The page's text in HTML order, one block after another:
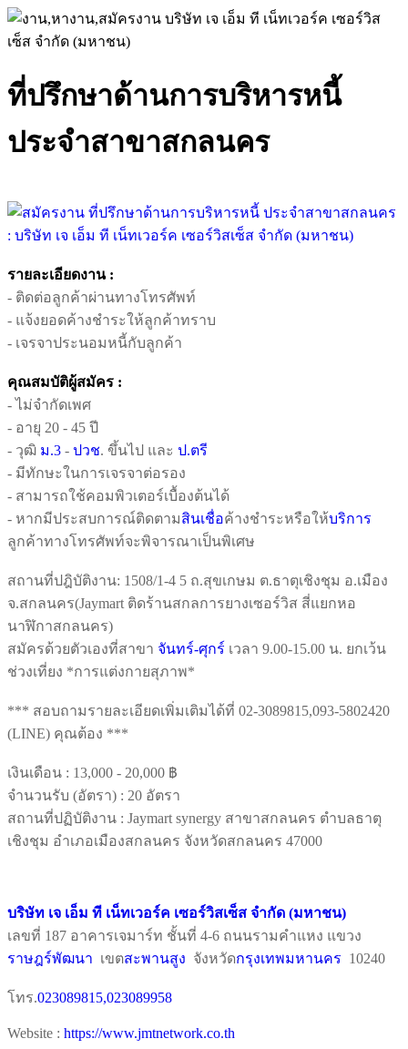
ที่ปรึกษาด้านการบริหารหนี้
ประจำสาขาสกลนคร
รายละเอียดงาน :
- ติดต่อลูกค้าผ่านทางโทรศัพท์
- แจ้งยอดค้างชำระให้ลูกค้าทราบ
- เจรจาประนอมหนี้กับลูกค้า
คุณสมบัติผู้สมัคร :
- ไม่จำกัดเพศ
- อายุ 20 - 45 ปี
- วุฒิ ม.3 - ปวช. ขึ้นไป และ ป.ตรี
- มีทักษะในการเจรจาต่อรอง
- สามารถใช้คอมพิวเตอร์เบื้องต้นได้
- หากมีประสบการณ์ติดตามสินเชื่อค้างชำระหรือให้บริการ
ลูกค้าทางโทรศัพท์จะพิจารณาเป็นพิเศษ
สถานที่ปฎิบัติงาน: 1508/1-4 5 ถ.สุขเกษม ต.ธาตุเชิงชุม อ.เมือง
จ.สกลนคร(Jaymart ติดร้านสกลการยางเซอร์วิส สี่แยกหอ
นาฬิกาสกลนคร)
สมัครด้วยตัวเองที่สาขา จันทร์-ศุกร์ เวลา 9.00-15.00 น. ยกเว้น
ช่วงเที่ยง *การแต่งกายสุภาพ*
*** สอบถามรายละเอียดเพิ่มเติมได้ที่ 02-3089815,093-5802420
(LINE) คุณต้อง ***
เงินเดือน : 13,000 - 20,000 ฿
จำนวนรับ (อัตรา) : 20 อัตรา
สถานที่ปฏิบัติงาน : Jaymart synergy สาขาสกลนคร ตำบลธาตุ
เชิงชุม อำเภอเมืองสกลนคร จังหวัดสกลนคร 47000
บริษัท เจ เอ็ม ที เน็ทเวอร์ค เซอร์วิสเซ็ส จำกัด (มหาชน)
เลขที่ 187 อาคารเจมาร์ท ชั้นที่ 4-6 ถนนรามคำแหง แขวง
ราษฎร์พัฒนา เขตสะพานสูง จังหวัดกรุงเทพมหานคร 10240
โทร.023089815,023089958
Website : https://www.jmtnetwork.co.th